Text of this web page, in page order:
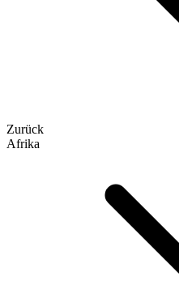
Zurück
Afrika